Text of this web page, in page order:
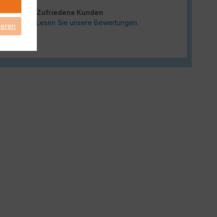
Zufriedene Kunden
Lesen Sie unsere Bewertungen.